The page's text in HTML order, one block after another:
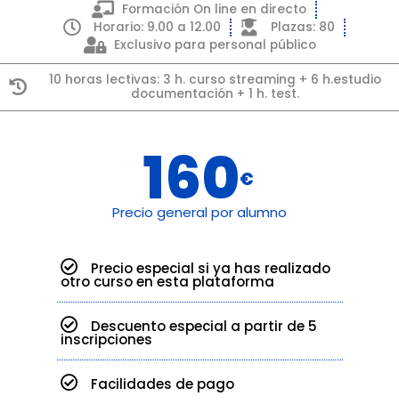
Contratación
electrónica: la
plataforma de
contratos del
sector público
de extremo a
extremo
CURSO ON LINE EN DIRECTO /
21 FEBRERO 2024
Formación On line en directo
Horario: 9.00 a 12.00
Plazas: 80
Exclusivo para personal público
10 horas lectivas: 3 h. curso streaming + 6 h.estudio
documentación + 1 h. test.
160€
Precio general por alumno
Precio especial si ya has realizado
otro curso en esta plataforma
Descuento especial a partir de 5
inscripciones
Facilidades de pago